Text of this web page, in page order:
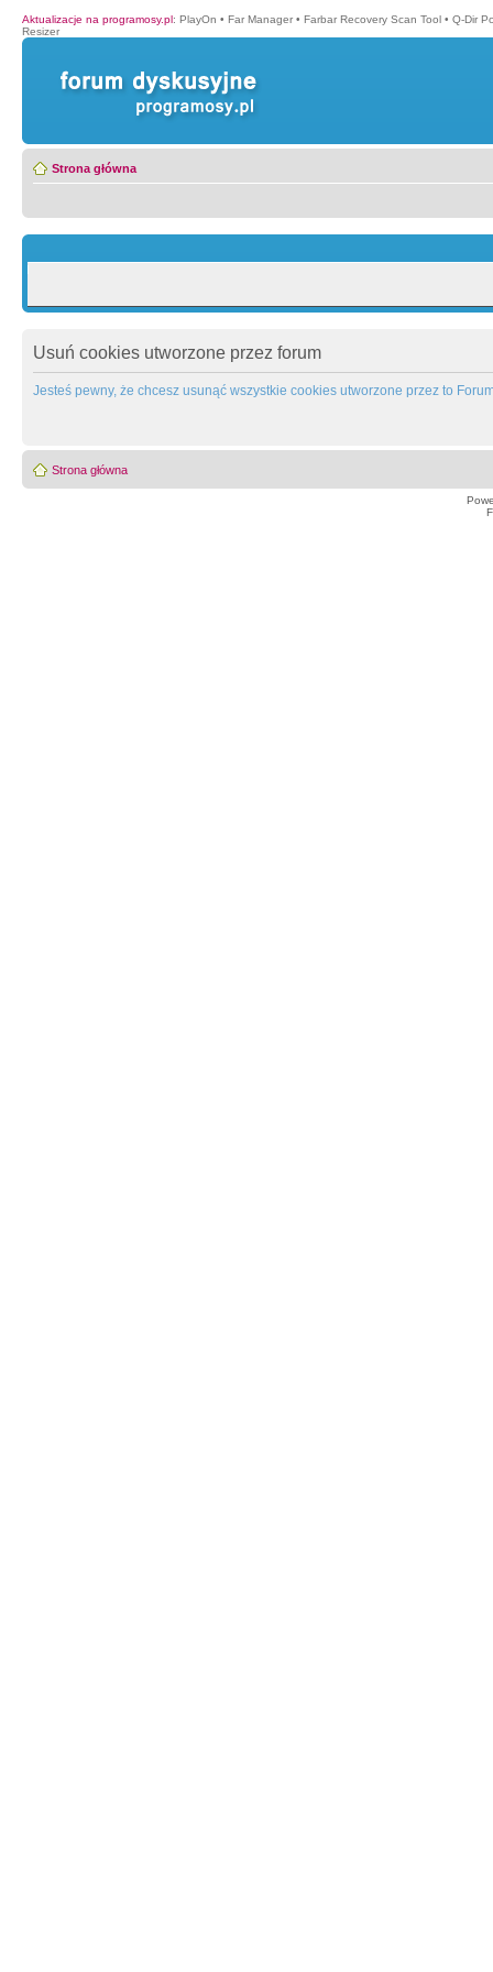
Aktualizacje na programosy.pl: PlayOn • Far Manager • Farbar Recovery Scan Tool • Q-Dir
Resizer
Strona główna
Usuń cookies utworzone przez forum
Jesteś pewny, że chcesz usunąć wszystkie cookies utworzone przez to
Strona główna